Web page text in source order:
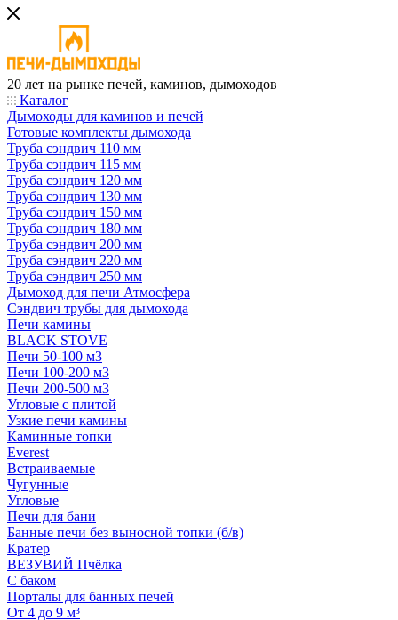
20 лет на рынке печей, каминов, дымоходов
Каталог
Дымоходы для каминов и печей
Готовые комплекты дымохода
Труба сэндвич 110 мм
Труба сэндвич 115 мм
Труба сэндвич 120 мм
Труба сэндвич 130 мм
Труба сэндвич 150 мм
Труба сэндвич 180 мм
Труба сэндвич 200 мм
Труба сэндвич 220 мм
Труба сэндвич 250 мм
Дымоход для печи Атмосфера
Сэндвич трубы для дымохода
Печи камины
BLACK STOVE
Печи 50-100 м3
Печи 100-200 м3
Печи 200-500 м3
Угловые с плитой
Узкие печи камины
Каминные топки
Everest
Встраиваемые
Чугунные
Угловые
Печи для бани
Банные печи без выносной топки (б/в)
Кратер
ВЕЗУВИЙ Пчёлка
С баком
Порталы для банных печей
От 4 до 9 м³